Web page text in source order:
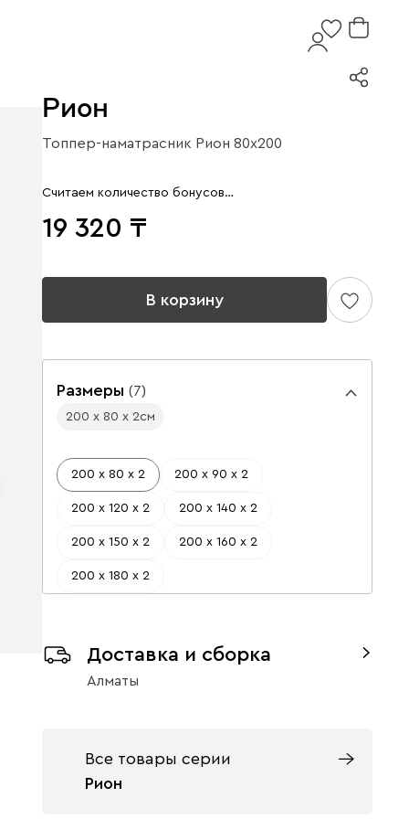
Рион
Топпер-наматрасник Рион 80x200
Считаем количество бонусов…
19 320
В корзину
Размеры (7)
200 х 80 х 2см
200 х 80 х 2 200 х 90 х 2
200 х 120 х 2 200 х 140 х 2
200 х 150 х 2 200 х 160 х 2
200 х 180 х 2
Доставка и сборка
Алматы
Все товары серии
Рион